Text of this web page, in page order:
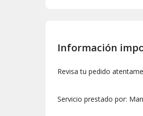
Información
Revisa tu pedido
Servicio prestado por: